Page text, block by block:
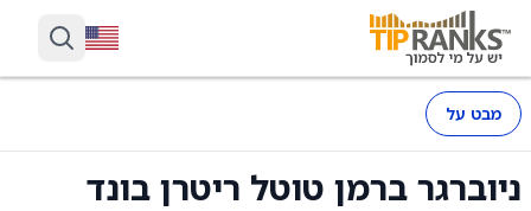
מבט על
ניוברגר ברמן טוטל ריטרן בונד